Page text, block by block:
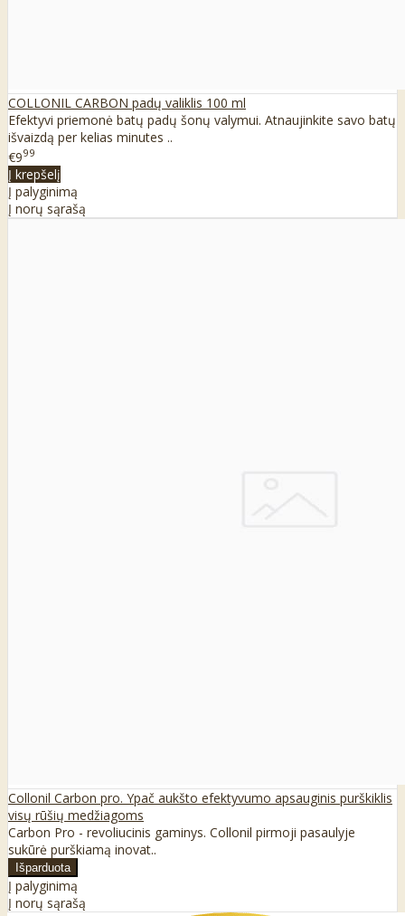
COLLONIL CARBON padų valiklis 100 ml
Efektyvi priemonė batų padų šonų valymui. Atnaujinkite savo batų
išvaizdą per kelias minutes ..
€999
Į krepšelį
Į palyginimą
Į norų sąrašą
Collonil Carbon pro. Ypač aukšto efektyvumo apsauginis purškiklis
visų rūšių medžiagoms
Carbon Pro - revoliucinis gaminys. Collonil pirmoji pasaulyje
sukūrė purškiamą inovat..
Į palyginimą
Į norų sąrašą